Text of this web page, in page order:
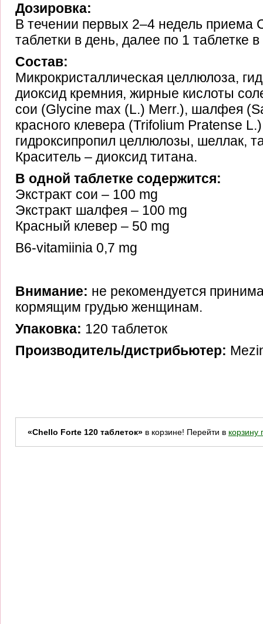
Дозировка:
В течении первых 2–4 недель приема
таблетки в день, далее по 1 таблетке
Состав:
Микрокристаллическая целлюлоза,
диоксид кремния, жирные кислоты
сои (Glycine max (L.) Merr.), шалфея
красного клевера (Trifolium Pratense
гидроксипропил целлюлозы, шеллак,
Краситель – диоксид титана.
В одной таблетке содержится:
Экстракт сои – 100 mg
Экстракт шалфея – 100 mg
Красный клевер – 50 mg
B6-vitamiinia 0,7 mg
Внимание: не рекомендуется
кормящим грудью женщинам.
Упаковка: 120 таблеток
Производитель/дистрибьютер:
«Chello Forte 120 таблеток» в корзине! Перейти в корзину